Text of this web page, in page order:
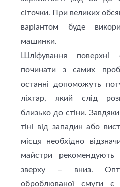
сіточки. При великих
варіантом буде
машинки.
Шліфування поверхні
починати з самих
останні допоможуть
ліхтар, який слід
близько до стіни.
тіні від западин або
місця необхідно
майстри
зверху – вниз.
оброблюваної смуги